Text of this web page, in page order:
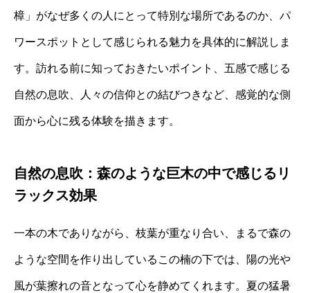
樟」がなぜ多くの人にとって特別な場所であるのか、パ
ワースポットとして感じられる魅力を具体的に解説しま
す。訪れる前に知っておきたいポイント、五感で感じる
自然の息吹、人々の信仰との結びつきなど、感覚的な側
面から心に残る体験を描きます。
自然の息吹：森のような巨木の中で感じるリ
ラックス効果
一本の木でありながら、枝葉が重なり合い、まるで森の
ような空間を作り出しているこの楠の下では、陽の光や
風が葉擦れの音となって心を静めてくれます。夏の猛暑